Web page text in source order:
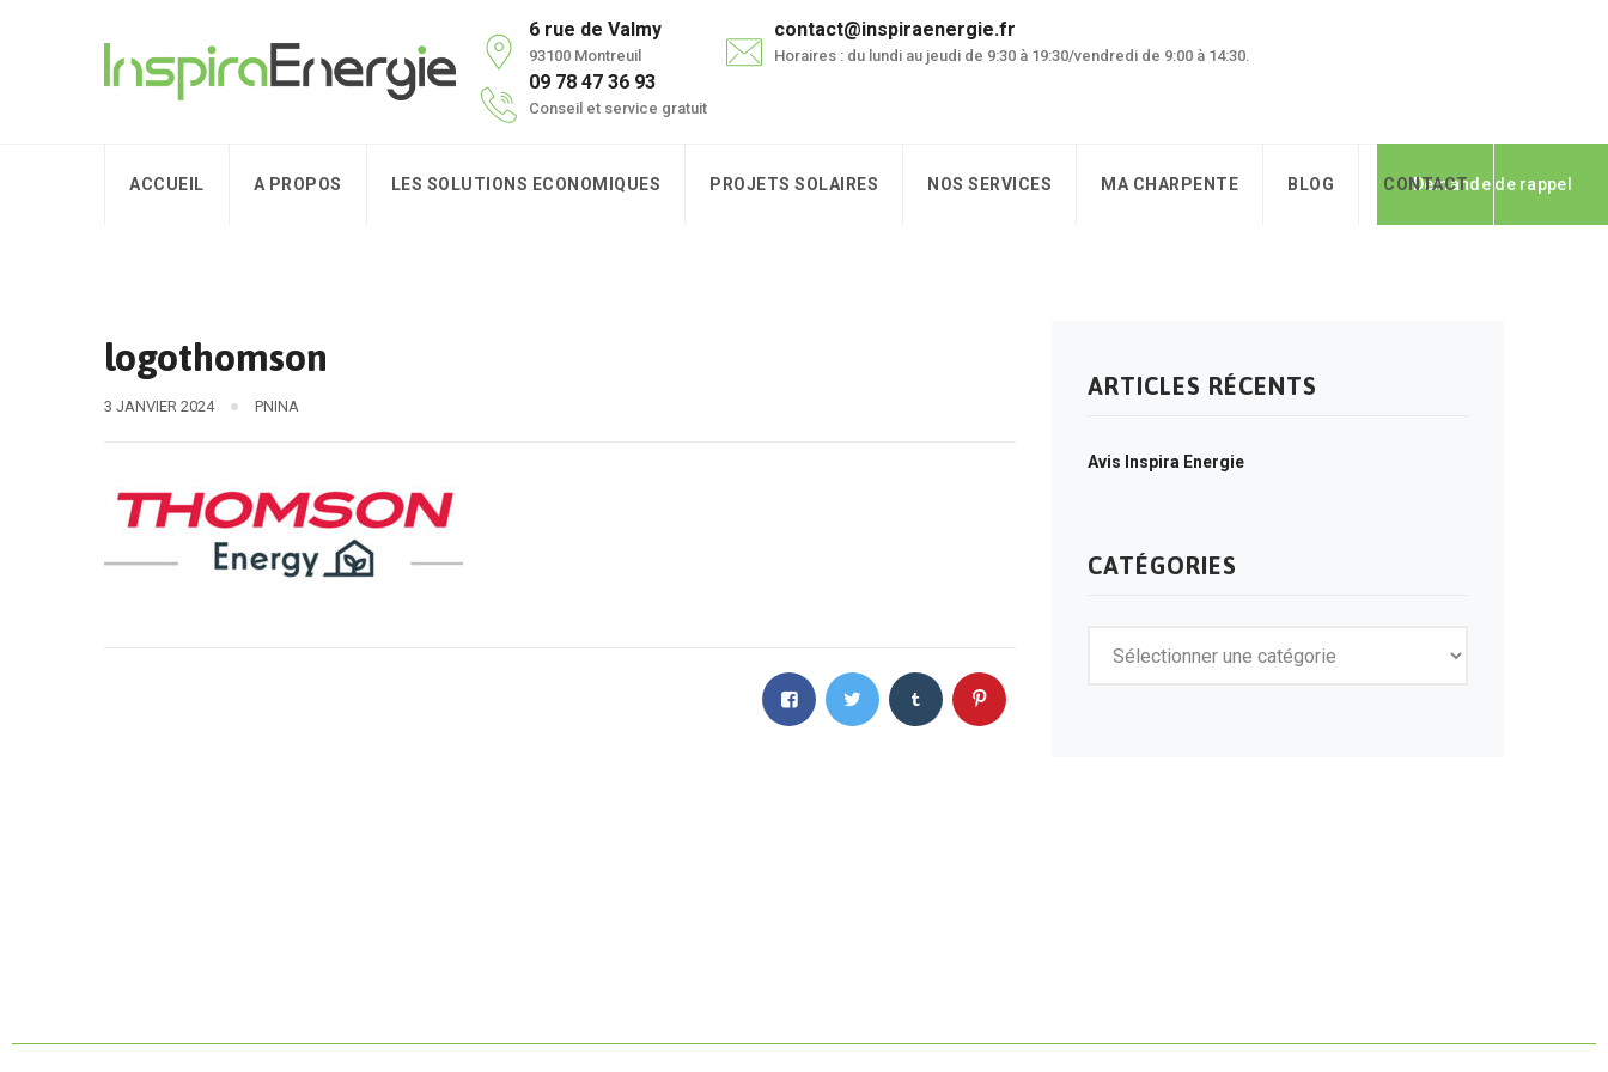
6 rue de Valmy
93100 Montreuil
contact@inspiraenergie.fr
Horaires : du lundi au jeudi de 9:30 à 19:30/vendredi de 9:00 à 14:30.
09 78 47 36 93
Conseil et service gratuit
ACCUEIL A PROPOS LES SOLUTIONS ECONOMIQUES PROJETS SOLAIRES NOS SERVICES MA CHARPENTE BLOG CONTACT
Demande de rappel
logothomson
3 JANVIER 2024 PNINA
ARTICLES RÉCENTS
Avis Inspira Energie
CATÉGORIES